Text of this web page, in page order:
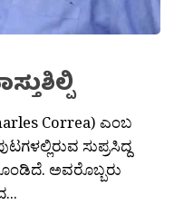
Correa) ಎಂಬ
ಸುಪ್ರಸಿದ್ದ
ಅವರೊಬ್ಬರು